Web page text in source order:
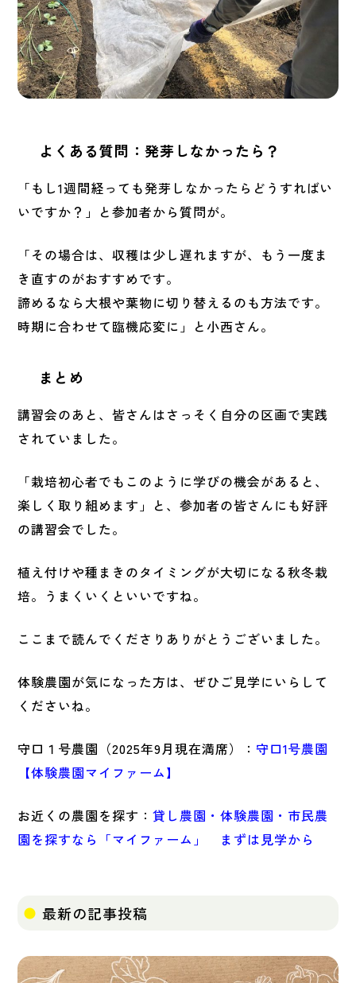
よくある質問：発芽しなかったら？
「もし1週間経っても発芽しなかったらどうすればい
いですか？」と参加者から質問が。
「その場合は、収穫は少し遅れますが、もう一度ま
き直すのがおすすめです。
諦めるなら大根や葉物に切り替えるのも方法です。
時期に合わせて臨機応変に」と小西さん。
まとめ
講習会のあと、皆さんはさっそく自分の区画で実践
されていました。
「栽培初心者でもこのように学びの機会があると、
楽しく取り組めます」と、参加者の皆さんにも好評
の講習会でした。
植え付けや種まきのタイミングが大切になる秋冬栽
培。うまくいくといいですね。
ここまで読んでくださりありがとうございました。
体験農園が気になった方は、ぜひご見学にいらして
くださいね。
守口１号農園（2025年9月現在満席）： 守口1号農園
【体験農園マイファーム】
お近くの農園を探す：貸し農園・体験農園・市民農
園を探すなら「マイファーム」 まずは見学から
最新の記事投稿